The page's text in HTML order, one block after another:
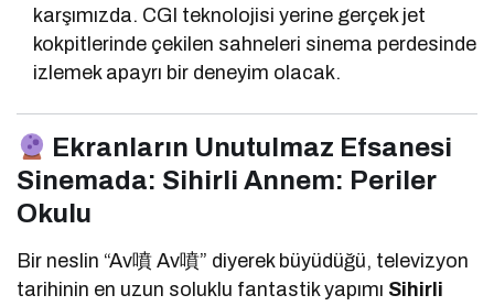
karşımızda. CGI teknolojisi yerine gerçek jet
kokpitlerinde çekilen sahneleri sinema perdesinde
izlemek apayrı bir deneyim olacak.
Ekranların Unutulmaz Efsanesi
Sinemada: Sihirli Annem: Periler
Okulu
Bir neslin “Av噴 Av噴” diyerek büyüdüğü, televizyon
tarihinin en uzun soluklu fantastik yapımı Sihirli